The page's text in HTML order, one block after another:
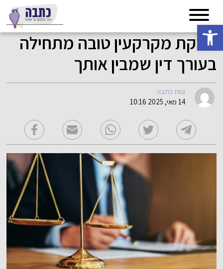
פתח סרגל נגישות
עסקת מקרקעין טובה מתחילה
בעורך דין שמבין אותך
צוות כתבה
14 מאי, 2025 10:16